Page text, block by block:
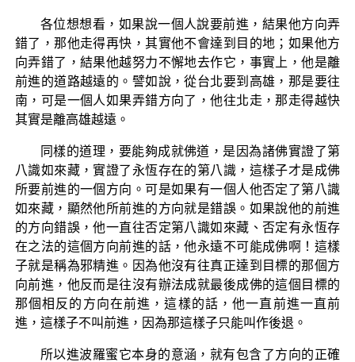
各位想想看，如果說一個人說要前進，結果他方向弄
錯了，那他走得再快，其實他不會達到目的地；如果他方
向弄錯了，結果他越努力不懈地去作它，事實上，他是離
前進的道路越遠的。譬如說，從台北要到高雄，那是要往
南，可是一個人如果弄錯方向了，他往北走，那走得越快
其實是離高雄越遠。
同樣的道理，要能夠成就佛道，是因為諸佛實證了第
八識如來藏，實證了永恆存在的第八識，這樣子才是成佛
所要前進的一個方向。可是如果有一個人他否定了第八識
如來藏，顯然他所前進的方向就是錯誤。如果說他的前進
的方向錯誤，他一直往否定第八識如來藏、否定有永恆存
在之法的這個方向前進的話，他永遠不可能成佛啊！這樣
子就是稱為邪精進。因為他沒有往真正達到目標的那個方
向前進，他反而是往沒有辦法成就最後成佛的這個目標的
那個相反的方向在前進，這樣的話，他一直前進一直前
進，這樣子不叫前進，因為那這樣子只能叫作後退。
所以進波羅蜜它本身的意涵，就有包含了方向的正確